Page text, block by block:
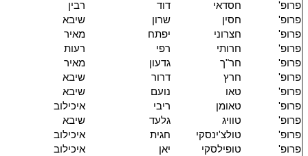
פרופ' חסדאי דוד
רבין
פרופ'
חסין שרון
שיבא
פרופ'
חצרוני יפתח
מאיר
פרופ'
חרותי רפי
רעות
פרופ'
חר"ך גדעון
מאיר
פרופ'
חרץ דרור
שיבא
פרופ'
טאו נועם
שיבא
פרופ'
טאומן ריבי
איכילוב
פרופ'
טוויג גלעד
שיבא
פרופ'
טולצ'ינסקי חגית
איכילוב
פרופ'
טופילסקי יאן
איכילוב